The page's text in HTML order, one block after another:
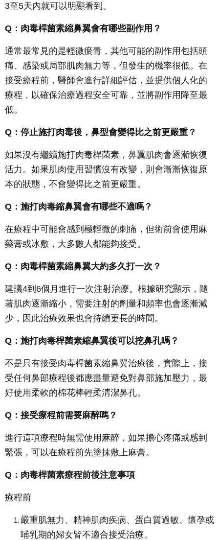
3至5天內就可以明顯看到。
Q ：肉毒桿菌素縮鼻翼會有哪些副作用？
通常最常見的是輕微瘀青，其他可能的副作用包括頭
痛、感染或局部肌肉無力等，但發生的機率很低。在
接受療程前，醫師會進行詳細評估，並提供個人化的
療程，以確保治療過程安全可靠，並將副作用降至最
低。
Q ：停止施打肉毒後，鼻型會變得比之前更嚴重？
如果沒有繼續施打肉毒桿菌素，鼻翼肌肉會逐漸恢復
活力。如果肌肉使用習慣沒有改變，則會漸漸恢復原
本的狀態，不會變得比之前更嚴重。
Q ：施打肉毒縮鼻翼會有哪些不適嗎？
在療程中可能會感到極輕微的刺痛，但術前會使用麻
藥膏或冰敷，大多數人都能夠接受。
Q ：肉毒桿菌素縮鼻翼大約多久打一次？
建議4到6個月進行一次注射治療。根據研究顯示，隨
著肌肉逐漸縮小，需要注射的劑量和頻率也會逐漸減
少，因此治療效果也會持續更長的時間。
Q ：施打肉毒桿菌素縮鼻翼後可以挖鼻孔嗎？
不是只有接受肉毒桿菌素縮鼻翼治療後，實際上，接
受任何鼻部療程後都應盡量避免對鼻部施加壓力，最
好使用柔軟的棉花棒輕柔清潔鼻孔。
Q ：接受療程前需要麻醉嗎？
進行這項療程時無需使用麻醉，如果擔心疼痛或感到
緊張，可以在療程前先塗抹敷上麻膏。
Q ：肉毒桿菌素療程前後注意事項
療程前
嚴重肌無力、精神肌肉疾病、蛋白質過敏、懷孕或
哺乳期的婦女皆不適合接受治療。